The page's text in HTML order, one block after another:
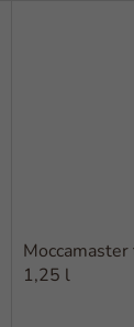
1,25 l